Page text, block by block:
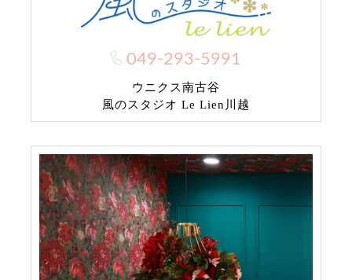
049-293-5991
ウニクス南古谷
風のスタジオ Le Lien川越